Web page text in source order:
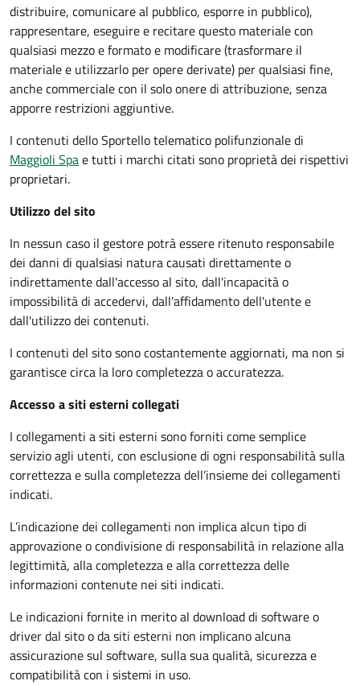
distribuire, comunicare al pubblico, esporre in pubblico),
rappresentare, eseguire e recitare questo materiale con
qualsiasi mezzo e formato e modificare (trasformare il
materiale e utilizzarlo per opere derivate) per qualsiasi fine,
anche commerciale con il solo onere di attribuzione, senza
apporre restrizioni aggiuntive.
I contenuti dello Sportello telematico polifunzionaledi
Maggioli Spae tutti i marchi citati sono proprietà dei rispettivi
proprietari.
Utilizzo del sito
In nessun caso il gestore potrà essere ritenuto responsabile
dei danni di qualsiasi natura causati direttamente o
indirettamente dall'accesso al sito, dall'incapacità o
impossibilità di accedervi, dall'affidamento dell'utente e
dall'utilizzo dei contenuti.
I contenuti del sito sono costantemente aggiornati, ma non si
garantisce circa la loro completezza o accuratezza.
Accesso a siti esterni collegati
I collegamenti a siti esterni sono forniti come semplice
servizio agli utenti, con esclusione di ogni responsabilità sulla
correttezza e sulla completezza dell’insieme dei collegamenti
indicati.
L’indicazione dei collegamenti non implica alcun tipo di
approvazione o condivisione di responsabilità in relazione alla
legittimità, alla completezza e alla correttezza delle
informazioni contenute nei siti indicati.
Le indicazioni fornite in merito al download di software o
driver dal sito o da siti esterni non implicano alcuna
assicurazione sul software, sulla sua qualità, sicurezza e
compatibilità con i sistemi in uso.